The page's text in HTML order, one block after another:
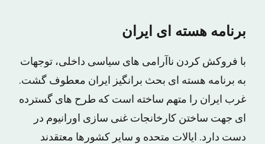
برنامه هسته ای ایران
با فروکش کردن ناآرامی های سیاسی داخلی، توجهات
به برنامه هسته ای بحث برانگیز ایران معطوف گشت.
غرب ایران را متهم ساخته است که طرح های گسترده
ای جهت ساختن کارخانجات غنی سازی اورانیوم در
دست دارد. ایالات متحده و سایر کشورها معتقدند